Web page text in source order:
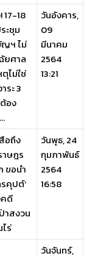
17-18
ะชุม
ฯ ไม่
ยศาล
ไม่ใช่
ระ 3
อง
วันอังคาร,
09
มีนาคม
2564
13:21
อถึง
ษฎร
ขอนำ
คุปต์’
ดี
าสงวน
ร่
วันพุธ, 24
กุมภาพันธ์
2564
16:58
วันจันทร์,